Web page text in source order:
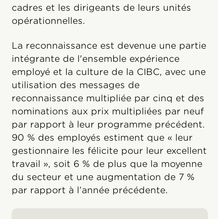
cadres et les dirigeants de leurs unités
opérationnelles.
La reconnaissance est devenue une partie
intégrante de l'ensemble expérience
employé et la culture de la CIBC, avec une
utilisation des messages de
reconnaissance multipliée par cinq et des
nominations aux prix multipliées par neuf
par rapport à leur programme précédent.
90 % des employés estiment que « leur
gestionnaire les félicite pour leur excellent
travail », soit 6 % de plus que la moyenne
du secteur et une augmentation de 7 %
par rapport à l’année précédente.